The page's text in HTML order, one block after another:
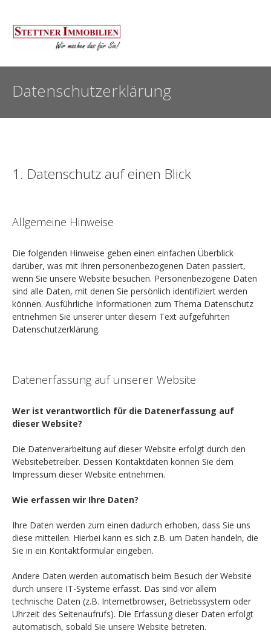
Datenschutzerklärung
1. Datenschutz auf einen Blick
Allgemeine Hinweise
Die folgenden Hinweise geben einen einfachen Überblick
darüber, was mit Ihren personenbezogenen Daten passiert,
wenn Sie unsere Website besuchen. Personenbezogene Daten
sind alle Daten, mit denen Sie persönlich identifiziert werden
können. Ausführliche Informationen zum Thema Datenschutz
entnehmen Sie unserer unter diesem Text aufgeführten
Datenschutzerklärung.
Datenerfassung auf unserer Website
Wer ist verantwortlich für die Datenerfassung auf
dieser Website?
Die Datenverarbeitung auf dieser Website erfolgt durch den
Websitebetreiber. Dessen Kontaktdaten können Sie dem
Impressum dieser Website entnehmen.
Wie erfassen wir Ihre Daten?
Ihre Daten werden zum einen dadurch erhoben, dass Sie uns
diese mitteilen. Hierbei kann es sich z.B. um Daten handeln, die
Sie in ein Kontaktformular eingeben.
Andere Daten werden automatisch beim Besuch der Website
durch unsere IT-Systeme erfasst. Das sind vor allem
technische Daten (z.B. Internetbrowser, Betriebssystem oder
Uhrzeit des Seitenaufrufs). Die Erfassung dieser Daten erfolgt
automatisch, sobald Sie unsere Website betreten.